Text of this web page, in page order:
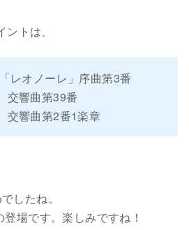
トは、
オノーレ」序曲第3番
響曲第39番
曲第2番1楽章
したね。
場です。楽しみですね！